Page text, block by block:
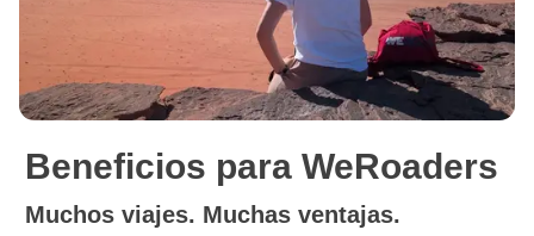
Beneficios para WeRoaders
Muchos viajes. Muchas ventajas.